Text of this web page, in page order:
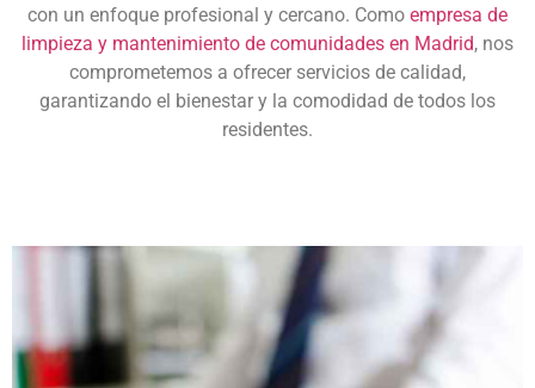
con un enfoque profesional y cercano. Como empresa de
limpieza y mantenimiento de comunidades en Madrid, nos
comprometemos a ofrecer servicios de calidad,
garantizando el bienestar y la comodidad de todos los
residentes.